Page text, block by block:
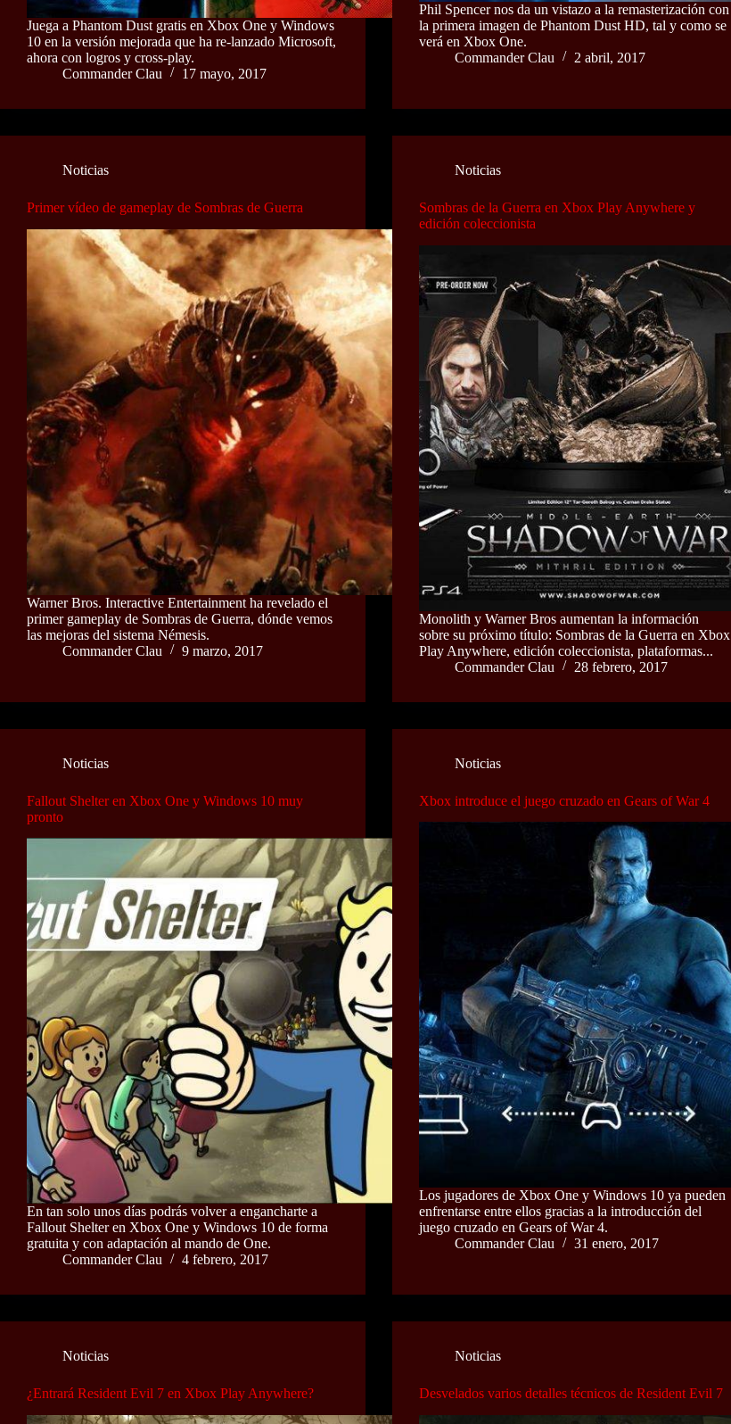
Juega a Phantom Dust gratis en Xbox One y Windows
10 en la versión mejorada que ha re-lanzado Microsoft,
ahora con logros y cross-play.
Commander Clau
17 mayo, 2017
Phil Spencer nos da un vistazo a la remasterización con
la primera imagen de Phantom Dust HD, tal y como se
verá en Xbox One.
Commander Clau
2 abril, 2017
Noticias
Primer vídeo de gameplay de Sombras de Guerra
Warner Bros. Interactive Entertainment ha revelado el
primer gameplay de Sombras de Guerra, dónde vemos
las mejoras del sistema Némesis.
Commander Clau
9 marzo, 2017
Noticias
Sombras de la Guerra en Xbox Play Anywhere y
edición coleccionista
Monolith y Warner Bros aumentan la información
sobre su próximo título: Sombras de la Guerra en Xbox
Play Anywhere, edición coleccionista, plataformas...
Commander Clau
28 febrero, 2017
Noticias
Fallout Shelter en Xbox One y Windows 10 muy
pronto
En tan solo unos días podrás volver a engancharte a
Fallout Shelter en Xbox One y Windows 10 de forma
gratuita y con adaptación al mando de One.
Commander Clau
4 febrero, 2017
Noticias
Xbox introduce el juego cruzado en Gears of War 4
Los jugadores de Xbox One y Windows 10 ya pueden
enfrentarse entre ellos gracias a la introducción del
juego cruzado en Gears of War 4.
Commander Clau
31 enero, 2017
Noticias
¿Entrará Resident Evil 7 en Xbox Play Anywhere?
Noticias
Desvelados varios detalles técnicos de Resident Evil 7